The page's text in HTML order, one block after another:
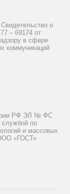
о
– 69174 от
в сфере
коммуникаций
РФ ЭЛ № ФС
службой по
и массовых
«ГОСТ»